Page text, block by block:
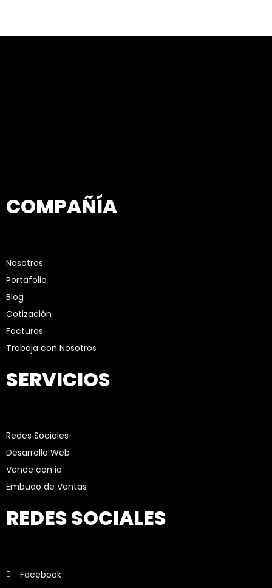
COMPAÑÍA
Nosotros
Portafolio
Blog
Cotización
Facturas
Trabaja con Nosotros
SERVICIOS
Redes Sociales
Desarrollo Web
Vende con ia
Embudo de Ventas
REDES SOCIALES
Facebook